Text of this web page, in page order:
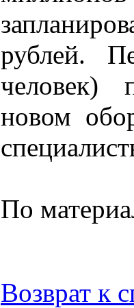
рублей.
человек)
новом
По
Возврат к